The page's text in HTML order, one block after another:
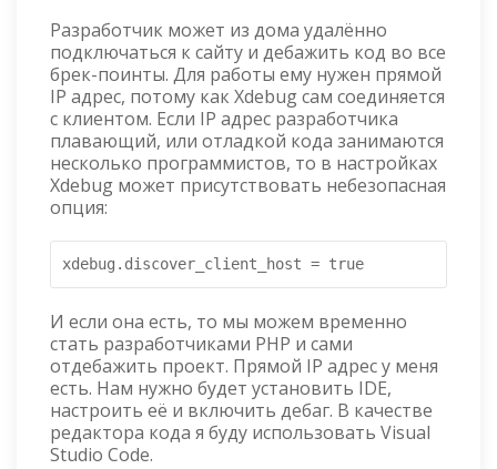
Разработчик может из дома удалённо
подключаться к сайту и дебажить код во все
брек-поинты. Для работы ему нужен прямой
IP адрес, потому как Xdebug сам соединяется
с клиентом. Если IP адрес разработчика
плавающий, или отладкой кода занимаются
несколько программистов, то в настройках
Xdebug может присутствовать небезопасная
опция:
xdebug.discover_client_host = true
И если она есть, то мы можем временно
стать разработчиками PHP и сами
отдебажить проект. Прямой IP адрес у меня
есть. Нам нужно будет установить IDE,
настроить её и включить дебаг. В качестве
редактора кода я буду использовать Visual
Studio Code.